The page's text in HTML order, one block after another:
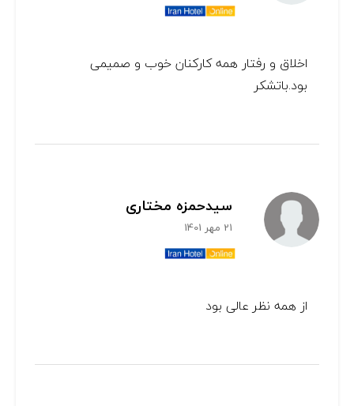
اخلاق و رفتار همه کارکنان خوب و صمیمی
بود.باتشکر
سیدحمزه مختاری
21 مهر 1401
از همه نظر عالی بود